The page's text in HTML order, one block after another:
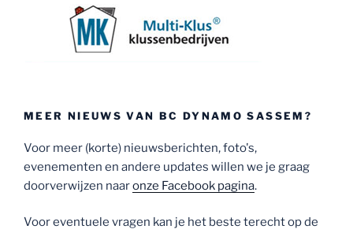
MEER NIEUWS VAN BC DYNAMO SASSEM?
Voor meer (korte) nieuwsberichten, foto's,
evenementen en andere updates willen we je graag
doorverwijzen naaronze Facebook pagina.
Voor eventuele vragen kan je het beste terecht op de